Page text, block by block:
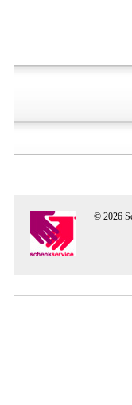
© 2026